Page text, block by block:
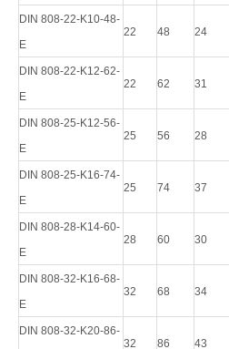
DIN 808-22-K10-48-
E
22 48 24
DIN 808-22-K12-62-
E
22 62 31
DIN 808-25-K12-56-
E
25 56 28
DIN 808-25-K16-74-
E
25 74 37
DIN 808-28-K14-60-
E
28 60 30
DIN 808-32-K16-68-
E
32 68 34
DIN 808-32-K20-86-
32
86 43